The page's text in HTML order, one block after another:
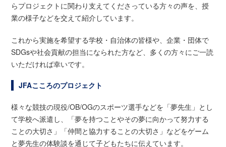
らプロジェクトに関わり支えてくださっている方々の声を、授
業の様子などを交えて紹介しています。
これから実施を希望する学校・自治体の皆様や、企業・団体で
SDGsや社会貢献の担当になられた方など、多くの方々にご一読
いただければ幸いです。
JFAこころのプロジェクト
様々な競技の現役/OB/OGのスポーツ選手などを「夢先生」とし
て学校へ派遣し、「夢を持つことやその夢に向かって努力する
ことの大切さ」「仲間と協力することの大切さ」などをゲーム
と夢先生の体験談を通じて子どもたちに伝えています。